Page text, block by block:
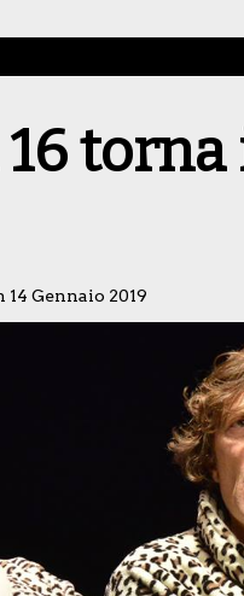
torna
14 Gennaio 2019